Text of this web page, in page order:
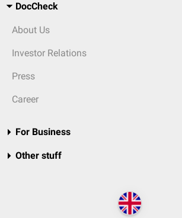
DocCheck
About Us
Investor Relations
Press
Career
For Business
Other stuff